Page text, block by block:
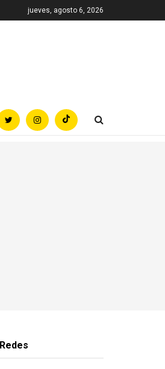
jueves, agosto 6, 2026